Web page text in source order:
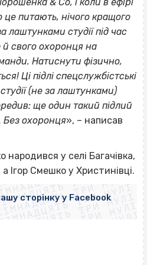
питають, нічого кращого
лаштунками студії під час
свого охоронця на
Натиснути фізично,
Ці підлі спецслужбістські
(не за лаштунками)
ще один такий підлий
Без охоронця», – написав
у селі Багачівка,
Ігор Смешко у Христинівці.
ТРИ НУЛІ
ТРИ НУЛІ
ТРИ НУЛІ
ТРИ НУЛІ
ТРИ НУЛІ
ТРИ НУЛІ
ТРИ НУЛІ
ТРИ НУЛІ
сторінку у Facebook